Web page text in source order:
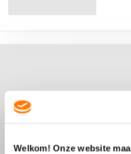
Welkom! Onze website